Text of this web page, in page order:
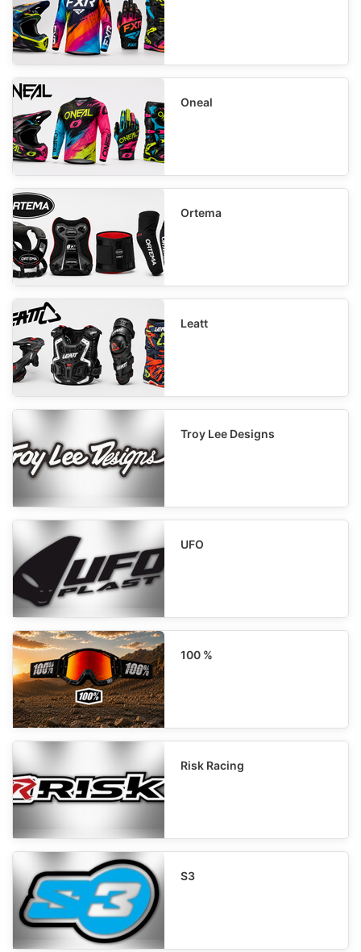
Oneal
Ortema
Leatt
Troy Lee Designs
UFO
100 %
Risk Racing
S3